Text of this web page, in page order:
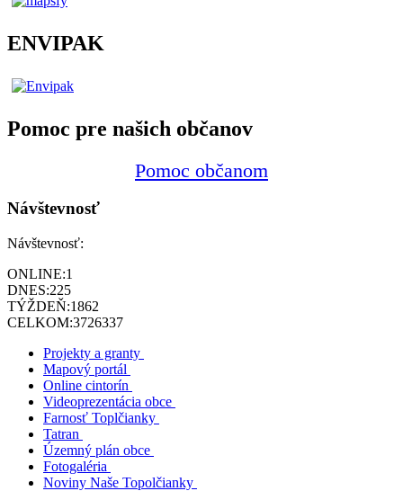
ENVIPAK
Pomoc pre našich občanov
Pomoc občanom
Návštevnosť
Návštevnosť:
ONLINE:1
DNES:225
TÝŽDEŇ:1862
CELKOM:3726337
Projekty a granty
Mapový portál
Online cintorín
Videoprezentácia obce
Farnosť Toplčianky
Tatran
Územný plán obce
Fotogaléria
Noviny Naše Topolčianky